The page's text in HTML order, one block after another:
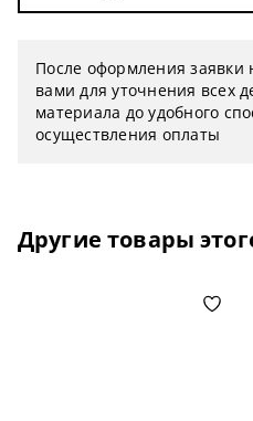
После оформления
вами для уточнения всех
материала до удобного
осуществления оплаты
Другие товары